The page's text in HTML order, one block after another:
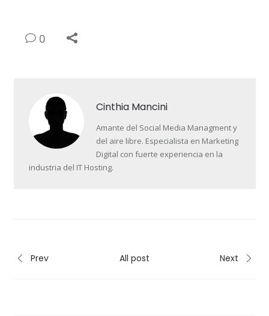
0
Cinthia Mancini
Amante del Social Media Managment y
del aire libre. Especialista en Marketing
Digital con fuerte experiencia en la
industria del IT Hosting.
Prev All post Next